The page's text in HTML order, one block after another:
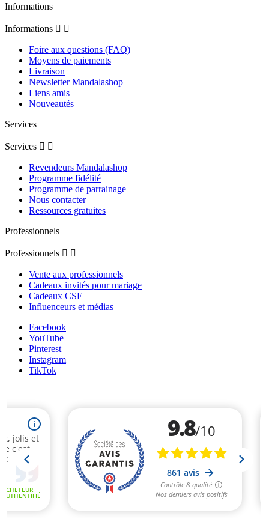
Informations
Informations  
Foire aux questions (FAQ)
Moyens de paiements
Livraison
Newsletter Mandalashop
Liens amis
Nouveautés
Services
Services  
Revendeurs Mandalashop
Programme fidélité
Programme de parrainage
Nous contacter
Ressources gratuites
Professionnels
Professionnels  
Vente aux professionnels
Cadeaux invités pour mariage
Cadeaux CSE
Influenceurs et médias
Facebook
YouTube
Pinterest
Instagram
TikTok